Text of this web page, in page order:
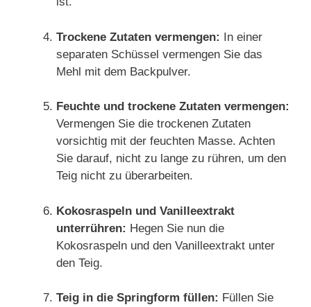
Trockene Zutaten vermengen: In einer
separaten Schüssel vermengen Sie das
Mehl mit dem Backpulver.
Feuchte und trockene Zutaten vermengen:
Vermengen Sie die trockenen Zutaten
vorsichtig mit der feuchten Masse. Achten
Sie darauf, nicht zu lange zu rühren, um den
Teig nicht zu überarbeiten.
Kokosraspeln und Vanilleextrakt
unterrühren: Hegen Sie nun die
Kokosraspeln und den Vanilleextrakt unter
den Teig.
Teig in die Springform füllen: Füllen Sie